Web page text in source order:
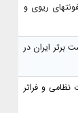
ریوی و
ایران در
نظامی و فراتر